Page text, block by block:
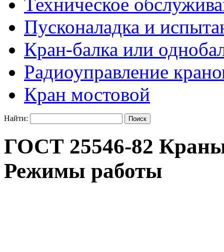
Техническое
Пусконаладка и
Кран-балка или
Радиоуправление
Кран мостовой
Найти:
ГОСТ 25546-82
Режимы работы